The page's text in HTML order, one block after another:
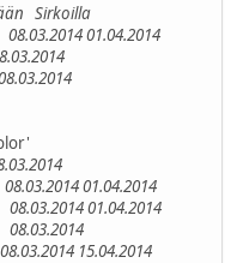
Sirkoilla
08.03.201401.04.2014
08.03.201401.04.2014
08.03.201401.04.2014
08.03.2014
08.03.2014 15.04.2014